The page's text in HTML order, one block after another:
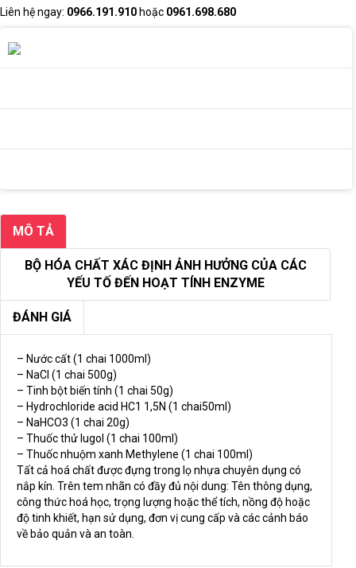
HỌC
CHUNG
Liên hệ ngay: 0966.191.910 hoặc 0961.698.680
MÔ TẢ
BỘ HÓA CHẤT XÁC ĐỊNH ẢNH HƯỞNG CỦA CÁC
YẾU TỐ ĐẾN HOẠT TÍNH ENZYME
ĐÁNH GIÁ
– Nước cất (1 chai 1000ml)
– NaCl (1 chai 500g)
– Tinh bột biến tính (1 chai 50g)
– Hydrochloride acid HC1 1,5N (1 chai50ml)
– NaHCO3 (1 chai 20g)
– Thuốc thử lugol (1 chai 100ml)
– Thuốc nhuộm xanh Methylene (1 chai 100ml)
Tất cả hoá chất được đựng trong lọ nhựa chuyên dụng có
nắp kín. Trên tem nhãn có đầy đủ nội dung: Tên thông dụng,
công thức hoá học, trọng lượng hoặc thể tích, nồng độ hoặc
độ tinh khiết, hạn sử dụng, đơn vị cung cấp và các cảnh báo
về bảo quản và an toàn.